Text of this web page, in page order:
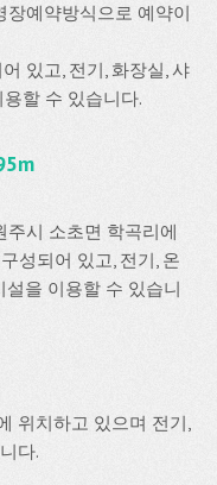
예약방식으로 예약이
있고, 전기, 화장실, 샤
할 수 있습니다.
시 소초면 학곡리에
성되어 있고, 전기, 온
설을 이용할 수 있습니
위치하고 있으며 전기,
다.